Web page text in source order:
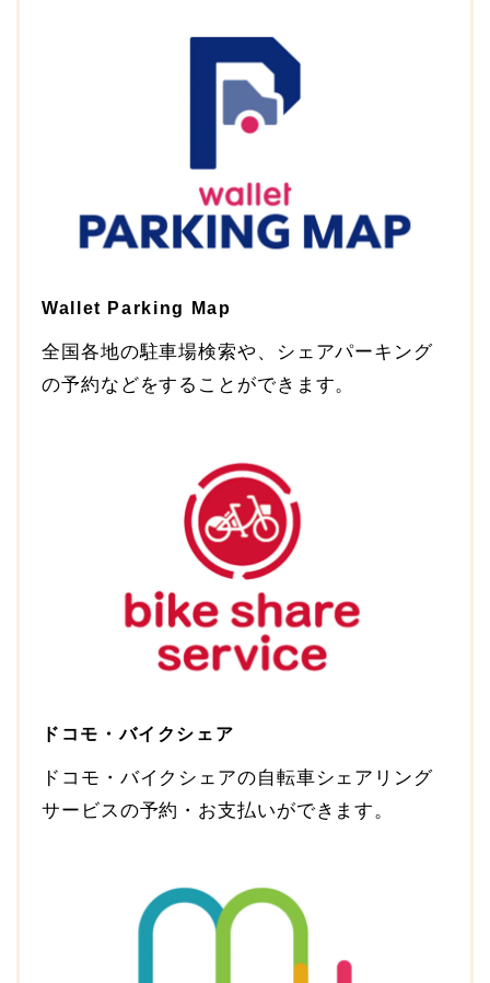
Wallet Parking Map
全国各地の駐車場検索や、シェアパーキング
の予約などをすることができます。
ドコモ・バイクシェア
ドコモ・バイクシェアの自転車シェアリング
サービスの予約・お支払いができます。